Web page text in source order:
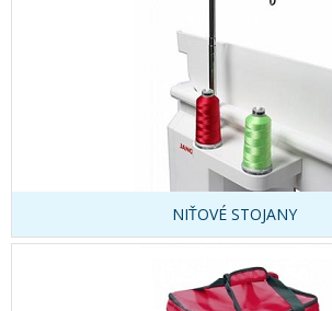
NIŤOVÉ STOJANY